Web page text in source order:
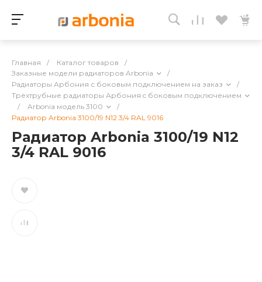
Главная / Каталог товаров
/
Заказные модели радиаторов Arbonia
/
Радиаторы Арбония с боковым подключением на заказ
/
Трёхтрубные радиаторы Арбония c боковым подключением
/
Arbonia модель 3100
/
Радиатор Arbonia 3100/19 N12 3/4 RAL 9016
Радиатор Arbonia 3100/19 N12
3/4 RAL 9016